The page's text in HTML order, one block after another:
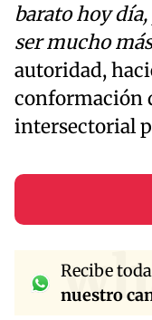
barato hoy
ser mucho
autoridad,
conformación
intersectorial
Recibe
nuestro